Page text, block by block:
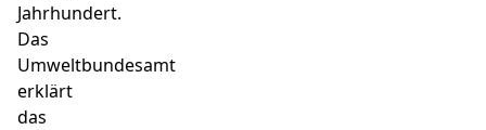
Jahrhundert.
Das
Umweltbundesamt
erklärt
das